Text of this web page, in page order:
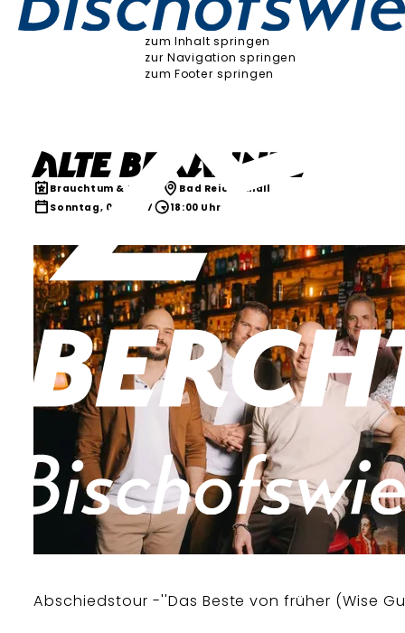
zum Inhalt springen
zur Navigation springen
zum Footer springen
Alte Bekannte
Brauchtum & Kultur
Bad Reichenhall
Sonntag, 02.05.27
18:00 Uhr
Abschiedstour -''Das Beste von früher (Wise